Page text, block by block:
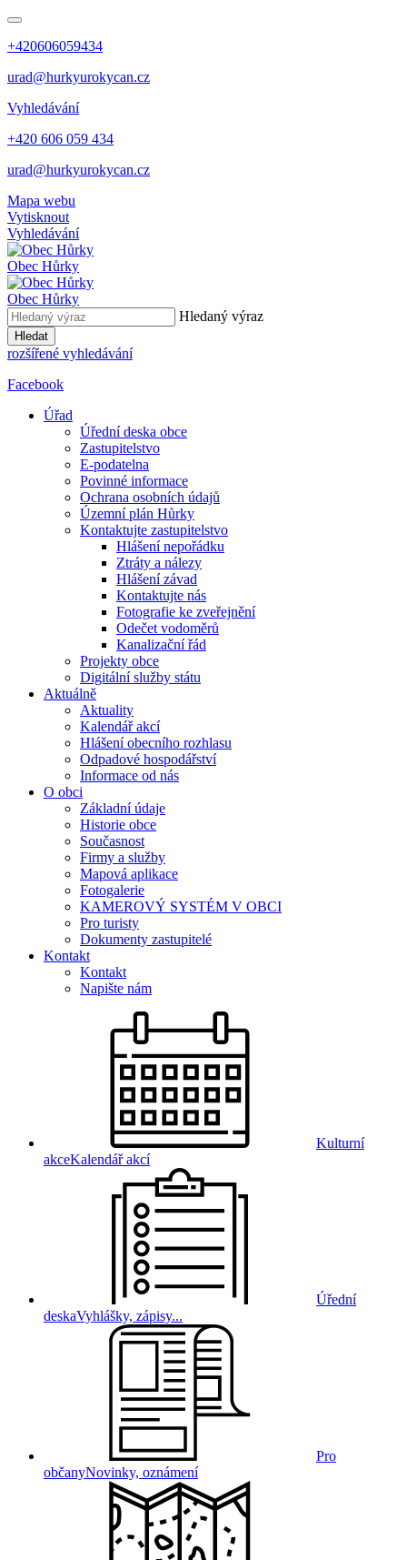
+420606059434
urad@hurkyurokycan.cz
Vyhledávání
+420 606 059 434
urad@hurkyurokycan.cz
Mapa webu
Vytisknout
Vyhledávání
Obec Hůrky
Obec Hůrky
Hledaný výraz
Hledat
rozšířené vyhledávání
Facebook
Úřad
Úřední deska obce
Zastupitelstvo
E-podatelna
Povinné informace
Ochrana osobních údajů
Územní plán Hůrky
Kontaktujte zastupitelstvo
Hlášení nepořádku
Ztráty a nálezy
Hlášení závad
Kontaktujte nás
Fotografie ke zveřejnění
Odečet vodoměrů
Kanalizační řád
Projekty obce
Digitální služby státu
Aktuálně
Aktuality
Kalendář akcí
Hlášení obecního rozhlasu
Odpadové hospodářství
Informace od nás
O obci
Základní údaje
Historie obce
Současnost
Firmy a služby
Mapová aplikace
Fotogalerie
KAMEROVÝ SYSTÉM V OBCI
Pro turisty
Dokumenty zastupitelé
Kontakt
Kontakt
Napište nám
Kulturní
akceKalendář akcí
Úřední
deskaVyhlášky, zápisy...
Pro
občanyNovinky, oznámení